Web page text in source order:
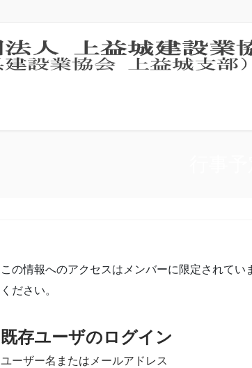
この情報へのアクセスはメンバーに限定されて
ください。
既存ユーザのログイン
ユーザー名またはメールアドレス